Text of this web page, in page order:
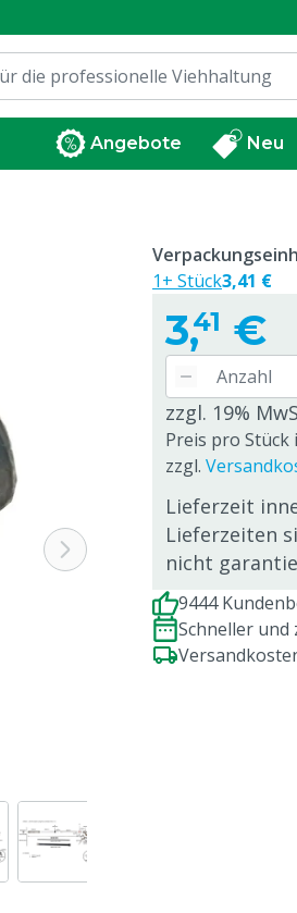
Angebote Neu
3,41 €
zzgl. 19%
Preis pro Stück
zzgl.
Lieferzeit
Lieferzeiten
nicht
1+ Stück3,41 €
9444
Schneller und